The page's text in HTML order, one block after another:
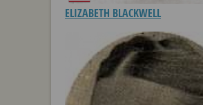
ELIZABETH BLACKWELL